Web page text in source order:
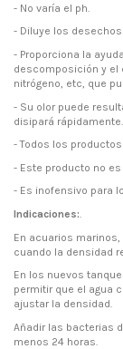
- No varía el ph.
- Diluye los
- Proporciona la
descomposición y el
nitrógeno, etc, que
- Su olor puede
disipará rápidamente.
- Todos los
- Este producto no
- Es inofensivo para
Indicaciones:.
En acuarios
cuando la densidad
En los nuevos
permitir que el agua
ajustar la densidad.
Añadir las bacterias
menos 24 horas.